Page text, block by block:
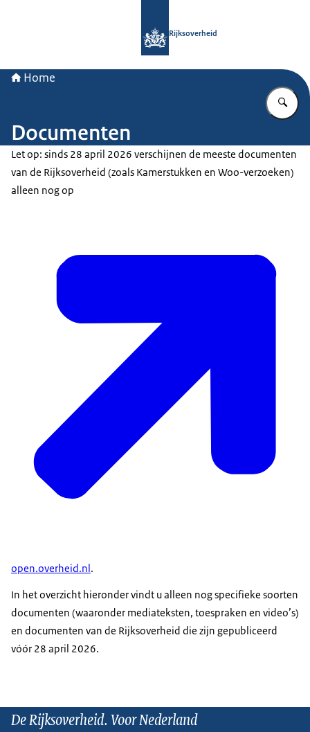
Rijksoverheid
Home
Documenten
Let op: sinds 28 april 2026 verschijnen de meeste documenten
van de Rijksoverheid (zoals Kamerstukken en Woo-verzoeken)
alleen nog op
open.overheid.nl.
In het overzicht hieronder vindt u alleen nog specifieke soorten
documenten (waaronder mediateksten, toespraken en video’s)
en documenten van de Rijksoverheid die zijn gepubliceerd
vóór 28 april 2026.
De Rijksoverheid. Voor Nederland